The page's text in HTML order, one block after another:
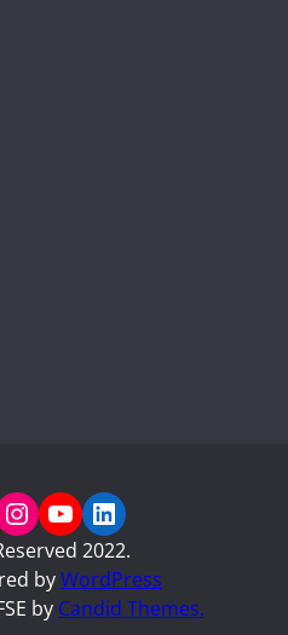
Instagram
YouTube
LinkedIn
2022.
byWordPress
by Candid Themes.